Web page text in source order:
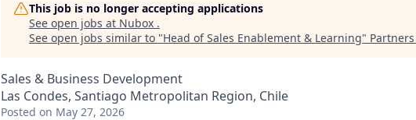
This job is no longer accepting applications
See open jobs at Nubox .
See open jobs similar to "Head of Sales Enablement & Learning"
Sales & Business Development
Las Condes, Santiago Metropolitan Region, Chile
Posted on May 27, 2026